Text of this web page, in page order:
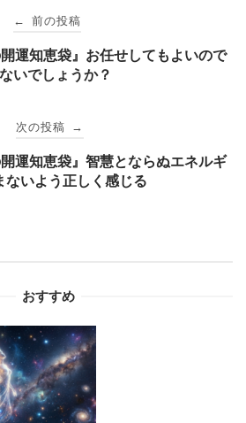
← 前の投稿
開運知恵袋』お任せしてもよいので
いでしょうか？
次の投稿 →
開運知恵袋』智慧とならぬエネルギ
ないよう正しく感じる
おすすめ